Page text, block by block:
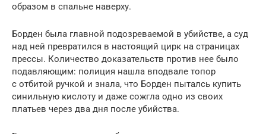
образом в спальне наверху.
Борден была главной подозреваемой в убийстве, а суд
над ней превратился в настоящий цирк на страницах
прессы. Количество доказательств против нее было
подавляющим: полиция нашла в​подвале топор
с отбитой ручкой и знала, что Борден пыталсь купить
синильную кислоту и даже сожгла одно из своих
платьев через два дня после убийства.